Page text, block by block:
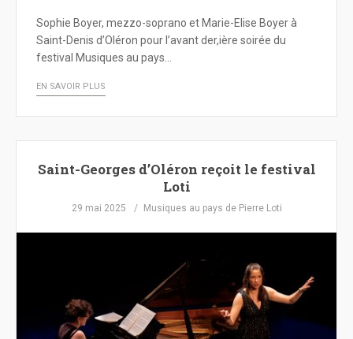
Sophie Boyer, mezzo-soprano et Marie-Elise Boyer à
Saint-Denis d’Oléron pour l’avant der,ière soirée du
festival Musiques au pays…
EN SAVOIR PLUS
Saint-Georges d’Oléron reçoit le festival
Loti
29 mai 2025 Musiques au pays de Pierre Loti